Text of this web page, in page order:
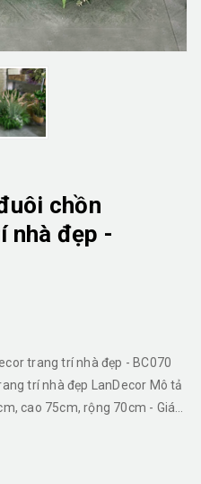
chồn
nhà đẹp -
trang trí nhà đẹp - BC070
trí nhà đẹp LanDecor Mô tả
cao 75cm, rộng 70cm - Giá
nhà của bạn. Những mẫu bồn
của Lan Decor sẽ giúp bạn có